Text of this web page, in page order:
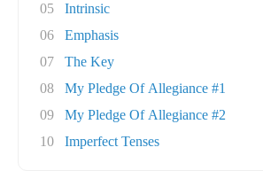
05
Intrinsic
06
Emphasis
07
The Key
08
My Pledge Of Allegiance #1
09
My Pledge Of Allegiance #2
10
Imperfect Tenses